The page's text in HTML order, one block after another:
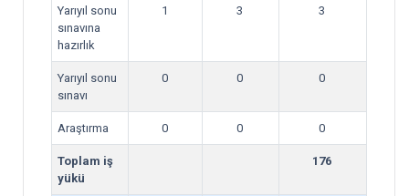
Yarıyıl sonu
sınavına
hazırlık
1 3 3
Yarıyıl sonu
sınavı
0 0 0
Araştırma 0 0 0
Toplam iş
yükü
176